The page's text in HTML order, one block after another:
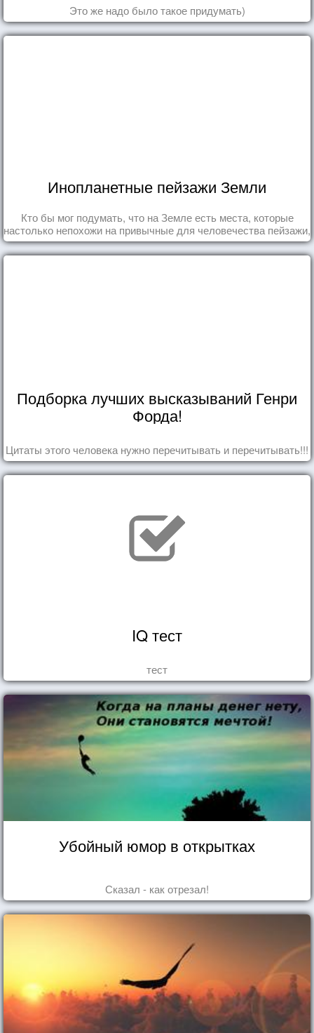
Это же надо было такое придумать)
Инопланетные пейзажи Земли
Кто бы мог подумать, что на Земле есть места, которые
настолько непохожи на привычные для человечества пейзажи,
что кажутся и вовсе инопланетными!
Подборка лучших высказываний Генри
Форда!
Цитаты этого человека нужно перечитывать и перечитывать!!!
IQ тест
тест
Убойный юмор в открытках
Сказал - как отрезал!